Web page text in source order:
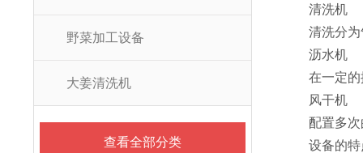
野菜加工设备
大姜清洗机
查看全部分类
清洗机
清洗分为气
沥水机
在一定的
风干机
配置多次的
设备的特